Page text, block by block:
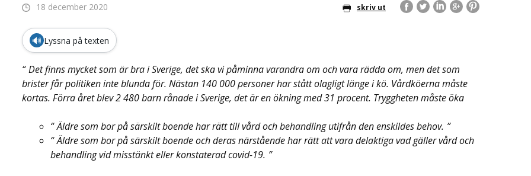
18 december 2020 skriv ut
🔊 Lyssna på texten
Det finns mycket som är bra i Sverige, det ska vi påminna varandra om och vara rädda om, men det som
brister får politiken inte blunda för. Nästan 140 000 personer har stått olagligt länge i kö. Vårdköerna måste
kortas. Förra året blev 2 480 barn rånade i Sverige, det är en ökning med 31 procent. Tryggheten måste öka
Äldre som bor på särskilt boende har rätt till vård och behandling utifrån den enskildes behov.
Äldre som bor på särskilt boende och deras närstående har rätt att vara delaktiga vad gäller vård och
behandling vid misstänkt eller konstaterad covid-19.